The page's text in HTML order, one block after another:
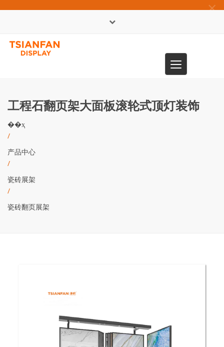
×
Toggle
navigation
工程石翻页架大面板滚轮式顶灯装饰
��ҳ
/
产品中心
/
瓷砖展架
/
瓷砖翻页展架